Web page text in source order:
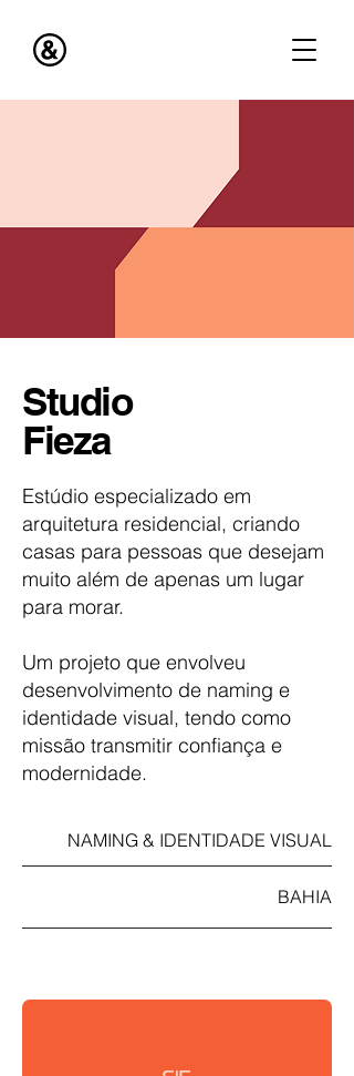
Studio
Fieza
Estúdio especializado em
arquitetura residencial, criando
casas para pessoas que desejam
muito além de apenas um lugar
para morar.
Um projeto que envolveu
desenvolvimento de naming e
identidade visual, tendo como
missão transmitir confiança e
modernidade.
NAMING & IDENTIDADE VISUAL
BAHIA